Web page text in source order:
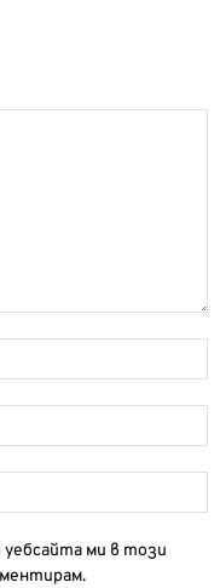
уебсайта ми в този